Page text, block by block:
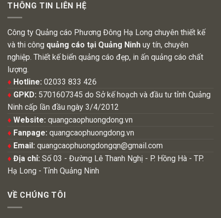
THÔNG TIN LIÊN HỆ
Công ty Quảng cáo Phương Đông Hạ Long chuyên thiết kế
và thi công quảng cáo tại Quảng Ninh uy tín, chuyên
nghiệp. Thiết kế biển quảng cáo đẹp, in ấn quảng cáo chất
lượng.
♦ Hotline: 02033 833 426
♦ GPKD: 5701607345 do Sở kế hoạch và đầu tư tỉnh Quảng
Ninh cấp lần đầu ngày 3/4/2012
♦ Website: quangcaophuongdong.vn
♦ Fanpage: quangcaophuongdong.vn
♦ Email: quangcaophuongdongqn@gmail.com
♦ Địa chỉ: Số 03 - Đường Lê Thanh Nghị - P. Hồng Hà - TP.
Hạ Long - Tỉnh Quảng Ninh
VỀ CHÚNG TÔI